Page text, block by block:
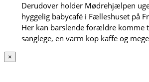
Derudover holder Mødrehjælpen
hyggelig babycafé i Fælleshuset på
Her kan barslende forældre komme
sanglege, en varm kop kaffe og
×